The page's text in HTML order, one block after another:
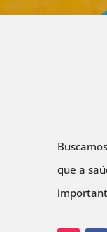
que a